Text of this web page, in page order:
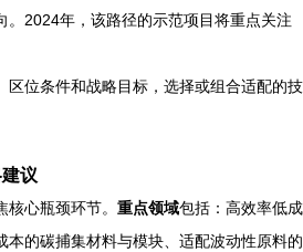
。2024年，该路径的示范项目将重点关注
区位条件和战略目标，选择或组合适配的技
议
核心瓶颈环节。 重点领域包括：高效率低成
本的碳捕集材料与模块、适配波动性原料的